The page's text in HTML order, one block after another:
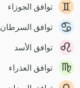
توافق الجوزاء
توافق السرطان
توافق الأسد
توافق العذراء